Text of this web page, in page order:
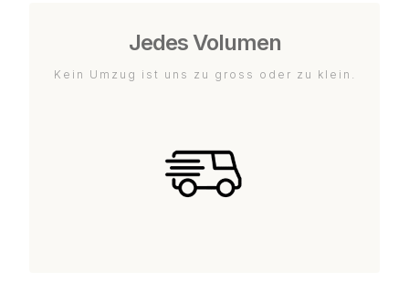
Jedes Volumen
Kein Umzug ist uns zu gross oder zu klein.